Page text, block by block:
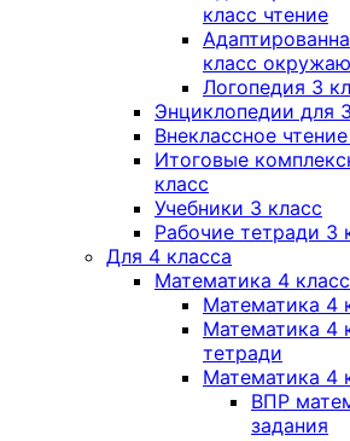
класс чтение
класс
Логопедия 3
Энциклопедии для
Внеклассное
Итоговые
класс
Учебники 3 класс
Рабочие тетради 3
Для 4 класса
Математика 4 класс
Математика 4
Математика 4
тетради
Математика 4
ВПР
задания